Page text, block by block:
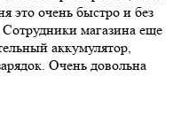
это очень быстро и без
магазина еще
аккумулятор,
Очень довольна